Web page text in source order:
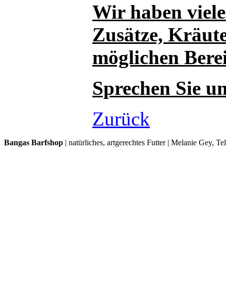
Wir haben
Zusätze,
möglichen
Sprechen Sie
Zurück
Bangas Barfshop | natürliches, artgerechtes Futter | Melanie Gey,